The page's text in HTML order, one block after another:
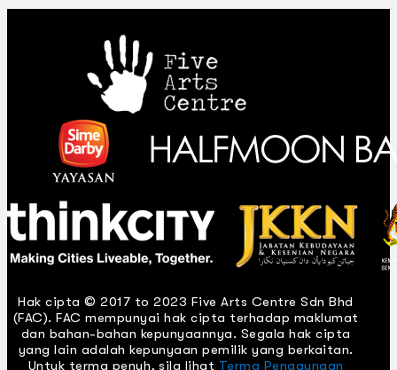
Hak cipta © 2017 to 2023 Five Arts Centre Sdn Bhd
(FAC). FAC mempunyai hak cipta terhadap maklumat
dan bahan-bahan kepunyaannya. Segala hak cipta
yang lain adalah kepunyaan pemilik yang berkaitan.
Untuk terma penuh, sila lihat Terma Penggunaan